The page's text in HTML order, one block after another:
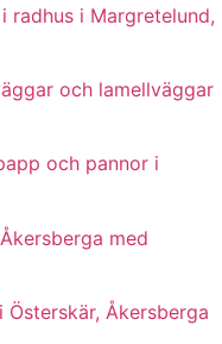
radhus i Margretelund,
och lamellväggar
och pannor i
med
Åkersberga